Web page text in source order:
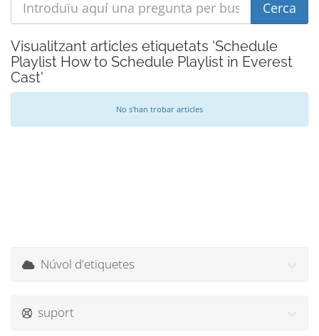
Visualitzant articles etiquetats 'Schedule
Playlist How to Schedule Playlist in Everest
Cast'
No s'han trobar articles
Núvol d'etiquetes
suport